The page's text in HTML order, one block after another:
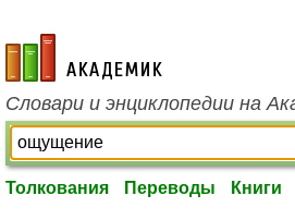
academic.ru
Словари и энциклопедии на
Толкования Переводы Книги